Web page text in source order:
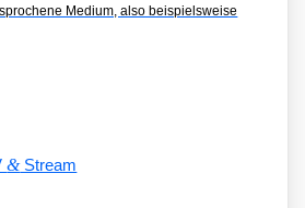
Medium, also beispielsweise
&Stream